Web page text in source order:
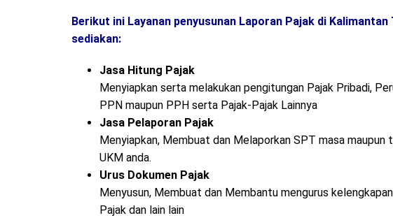
Berikut ini Layanan penyusunan Laporan Pajak di
sediakan:
Jasa Hitung Pajak
Menyiapkan serta melakukan pengitungan Pajak Pribadi,
PPN maupun PPH serta Pajak-Pajak Lainnya
Jasa Pelaporan Pajak
Menyiapkan, Membuat dan Melaporkan SPT masa maupun
UKM anda.
Urus Dokumen Pajak
Menyusun, Membuat dan Membantu mengurus
Pajak dan lain lain